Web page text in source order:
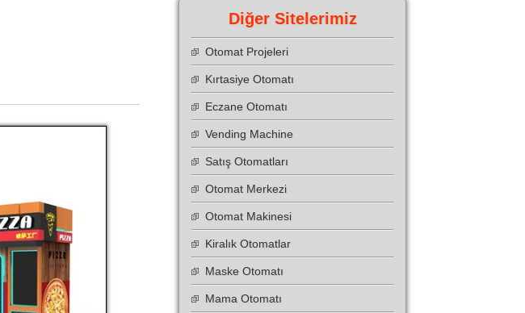
Diğer Sitelerimiz
Otomat Projeleri
Kırtasiye Otomatı
Eczane Otomatı
Vending Machine
Satış Otomatları
Otomat Merkezi
Otomat Makinesi
Kiralık Otomatlar
Maske Otomatı
Mama Otomatı